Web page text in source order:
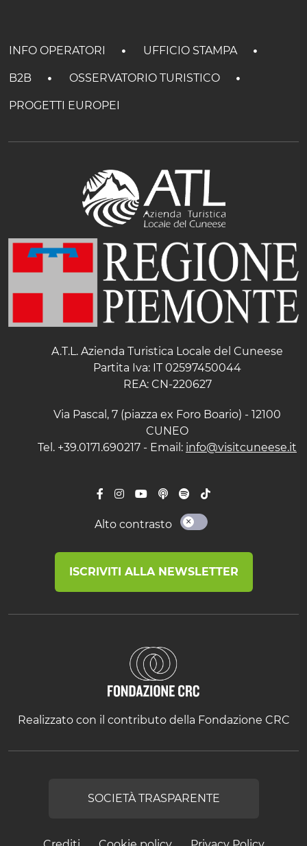
INFO OPERATORI UFFICIO STAMPA
B2B OSSERVATORIO TURISTICO
PROGETTI EUROPEI
A.T.L. Azienda Turistica Locale del Cuneese
Partita Iva: IT 02597450044
REA: CN-220627
Via Pascal, 7 (piazza ex Foro Boario) - 12100
CUNEO
Tel. +39.0171.690217 - Email: info@visitcuneese.it
Alto contrasto
ISCRIVITI ALLA NEWSLETTER
Realizzato con il contributo della Fondazione CRC
SOCIETÀ TRASPARENTE